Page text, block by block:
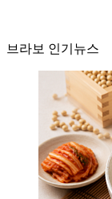
브라보 인기뉴스